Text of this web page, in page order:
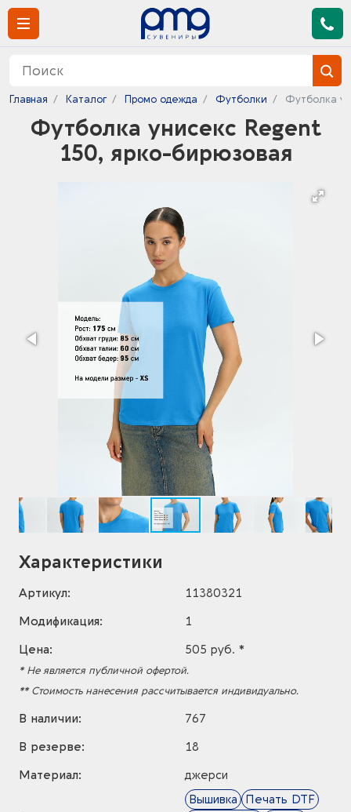
Главная Каталог Промо одежда Футболки Футболка
Футболка унисекс Regent
150, ярко-бирюзовая
Характеристики
Артикул:
11380321
Модификация:
1
Цена:
505 руб. *
* Не является публичной офертой.
** Стоимость нанесения рассчитывается индивидуально.
В наличии:
767
В резерве:
18
Материал:
джерси
Вышивка
Печать DTF